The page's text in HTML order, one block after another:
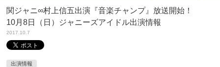
関ジャニ∞村上信五出演『音楽チャンプ』放送開始！
10月8日（日）ジャニーズアイドル出演情報
2017.10.7
出演情報